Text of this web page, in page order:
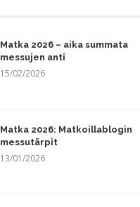
Matka 2026 – aika summata
messujen anti
15/02/2026
Matka 2026: Matkoillablogin
messutärpit
13/01/2026